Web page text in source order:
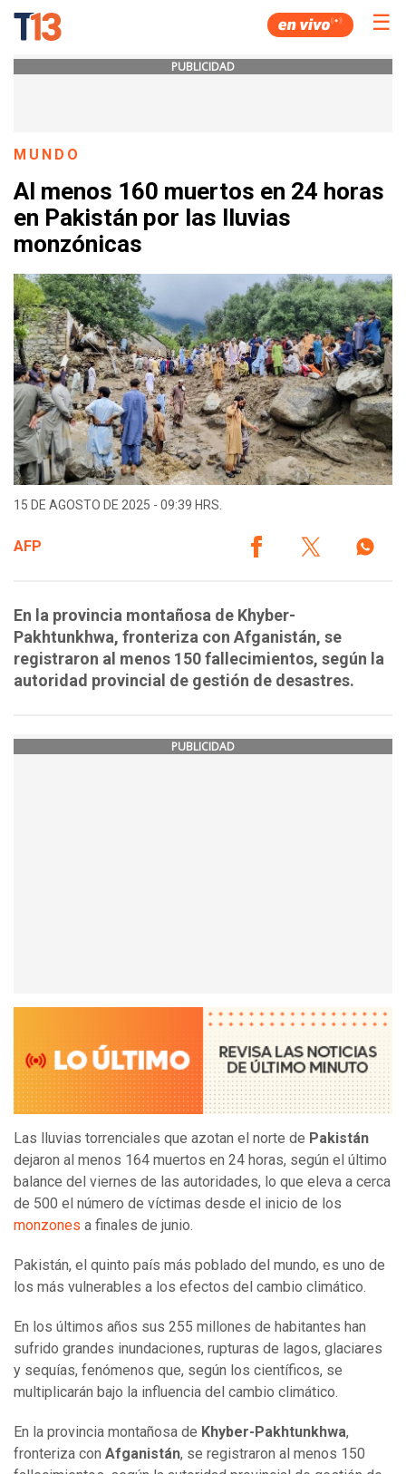
☰
PUBLICIDAD
MUNDO
Al menos 160 muertos en 24 horas
en Pakistán por las lluvias
monzónicas
15 DE AGOSTO DE 2025 - 09:39 HRS.
AFP
En la provincia montañosa de Khyber-
Pakhtunkhwa, fronteriza con Afganistán, se
registraron al menos 150 fallecimientos, según la
autoridad provincial de gestión de desastres.
PUBLICIDAD
Las lluvias torrenciales que azotan el norte de Pakistán
dejaron al menos 164 muertos en 24 horas, según el último
balance del viernes de las autoridades, lo que eleva a cerca
de 500 el número de víctimas desde el inicio de los
monzones a finales de junio.
Pakistán, el quinto país más poblado del mundo, es uno de
los más vulnerables a los efectos del cambio climático.
En los últimos años sus 255 millones de habitantes han
sufrido grandes inundaciones, rupturas de lagos, glaciares
y sequías, fenómenos que, según los científicos, se
multiplicarán bajo la influencia del cambio climático.
En la provincia montañosa de Khyber-Pakhtunkhwa,
fronteriza con Afganistán, se registraron al menos 150